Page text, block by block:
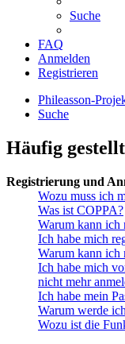
Suche
FAQ
Anmelden
Registrieren
Phileasson-
Suche
Häufig
Registrierung und
Wozu muss ich
Was ist COPPA?
Warum kann ich
Ich habe mich
Warum kann ich
Ich habe mich
nicht mehr
Ich habe mein
Warum werde
Wozu ist die